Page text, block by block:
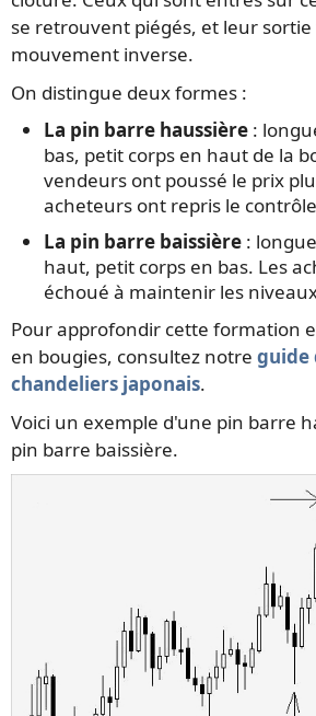
se retrouvent piégés, et leur
mouvement inverse.
On distingue deux formes :
La pin barre haussière :
bas, petit corps en haut de la
vendeurs ont poussé le prix
acheteurs ont repris le
La pin barre baissière :
haut, petit corps en bas. Les
échoué à maintenir les
Pour approfondir cette formation
en bougies, consultez notre guide
chandeliers japonais.
Voici un exemple d'une pin barre
pin barre baissière.